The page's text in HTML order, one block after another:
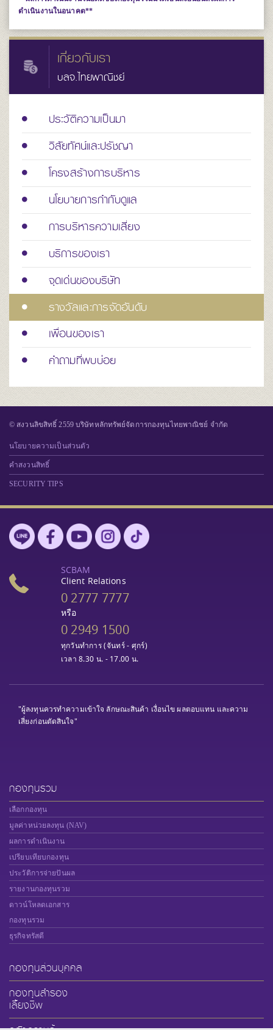
ดำเนินงานในอนาคต**
เกี่ยวกับเรา
บลจ.ไทยพาณิชย์
ประวัติความเป็นมา
วิสัยทัศน์และปรัชญา
โครงสร้างการบริหาร
นโยบายการกำกับดูแล
การบริหารความเสี่ยง
บริการของเรา
จุดเด่นของบริษัท
รางวัลและการจัดอันดับ
เพื่อนของเรา
คำถามที่พบบ่อย
© สงวนลิขสิทธิ์ 2559 บริษัทหลักทรัพย์จัดการกองทุนไทยพาณิชย์ จำกัด
นโยบายความเป็นส่วนตัว
คำสงวนสิทธิ์
SECURITY TIPS
SCBAM
Client Relations
0 2777 7777
หรือ
0 2949 1500
ทุกวันทำการ (จันทร์ - ศุกร์)
เวลา 8.30 น. - 17.00 น.
"ผู้ลงทุนควรทำความเข้าใจ ลักษณะสินค้า เงื่อนไข ผลตอบแทน และความ
เสี่ยงก่อนตัดสินใจ"
กองทุนรวม
เลือกกองทุน
มูลค่าหน่วยลงทุน (NAV)
ผลการดำเนินงาน
เปรียบเทียบกองทุน
ประวัติการจ่ายปันผล
รายงานกองทุนรวม
ดาวน์โหลดเอกสาร
กองทุนรวม
ธุรกิจทรัสตี
กองทุนส่วนบุคคล
กองทุนสำรอง
เลี้ยงชีพ